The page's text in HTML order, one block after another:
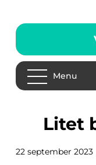
Menu
litet
22 september 2023